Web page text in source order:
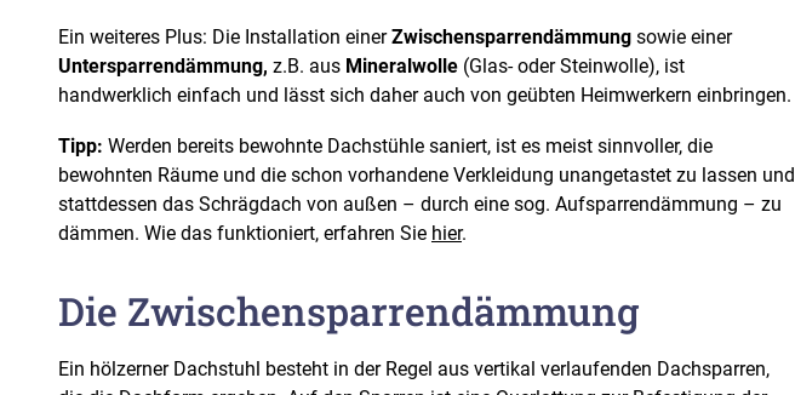
Ein weiteres Plus: Die Installation einerZwischensparrendämmung sowie einer
Untersparrendämmung, z.B. aus Mineralwolle (Glas- oder Steinwolle), ist
handwerklich einfach und lässt sich daher auch von geübten Heimwerkern einbringen.
Tipp: Werden bereits bewohnte Dachstühle saniert, ist es meist sinnvoller, die
bewohnten Räume und die schon vorhandene Verkleidung unangetastet zu lassen und
stattdessen das Schrägdach von außen – durch eine sog. Aufsparrendämmung – zu
dämmen. Wie das funktioniert, erfahren Sie hier.
Die Zwischensparrendämmung
Ein hölzerner Dachstuhl besteht in der Regel aus vertikal verlaufenden Dachsparren,